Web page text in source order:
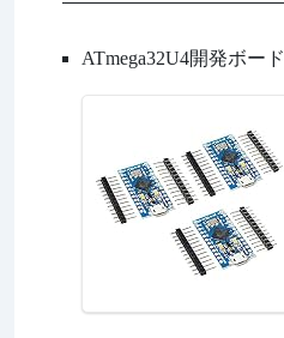
ATmega32U4開発ボード